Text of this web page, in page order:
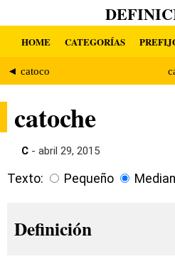
HOME CATEGORÍAS
◄ catoco
catoche
C - abril 29, 2015
Texto: Pequeño
Definición